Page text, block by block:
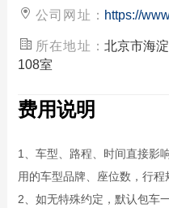
公司网址： https://
所在地址： 北京市海
108室
费用说明
1、车型、路程、时间直接影
用的车型品牌、座位数，行程
2、如无特殊约定，默认包车